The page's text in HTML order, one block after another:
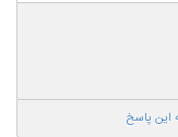
این پاسخ